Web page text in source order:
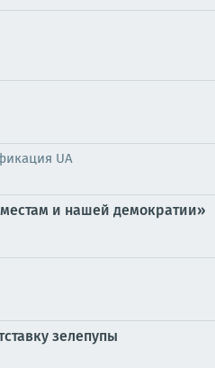
UA
и нашей демократии»
зелепупы